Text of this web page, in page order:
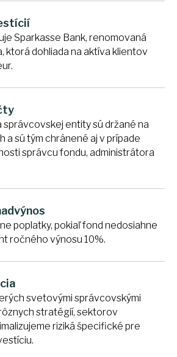
Sparkasse Bank, renomovaná
ktorá dohliada na aktíva klientov
entity sú držané na
a sú tým chránené aj v prípade
správcu fondu, administrátora
poplatky, pokiaľ fond nedosiahne
ročného výnosu 10%.
svetovými správcovskými
stratégií, sektorov
riziká špecifické pre